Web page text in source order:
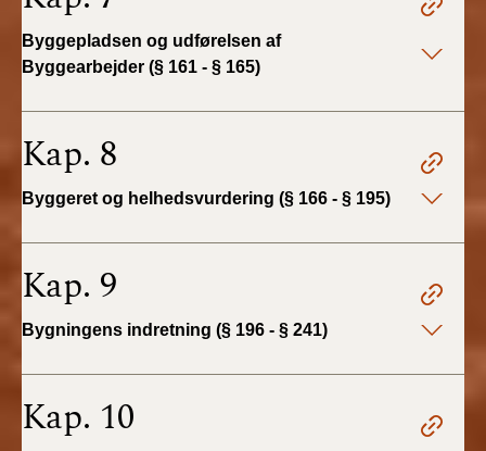
2019)
BR18 (1/1-4/7 2019)
2018)
BR18 (1/1-30/6
BR15 (2015-2018)
Tidligere BR (1961-
Byggepladsen og udførelsen af
Byggearbejder (§ 161 - § 165)
Kap. 8
Byggeret og helhedsvurdering (§ 166 - § 195)
Kap. 9
Bygningens indretning (§ 196 - § 241)
Kap. 10